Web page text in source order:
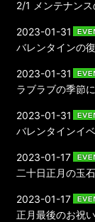
2/1 メンテナン
バレンタインの
2023-01-31
ラブラブの季節
2023-01-31
バレンタインイ
2023-01-31
二十日正月の玉
2023-01-17
正月最後のお祝
2023-01-17